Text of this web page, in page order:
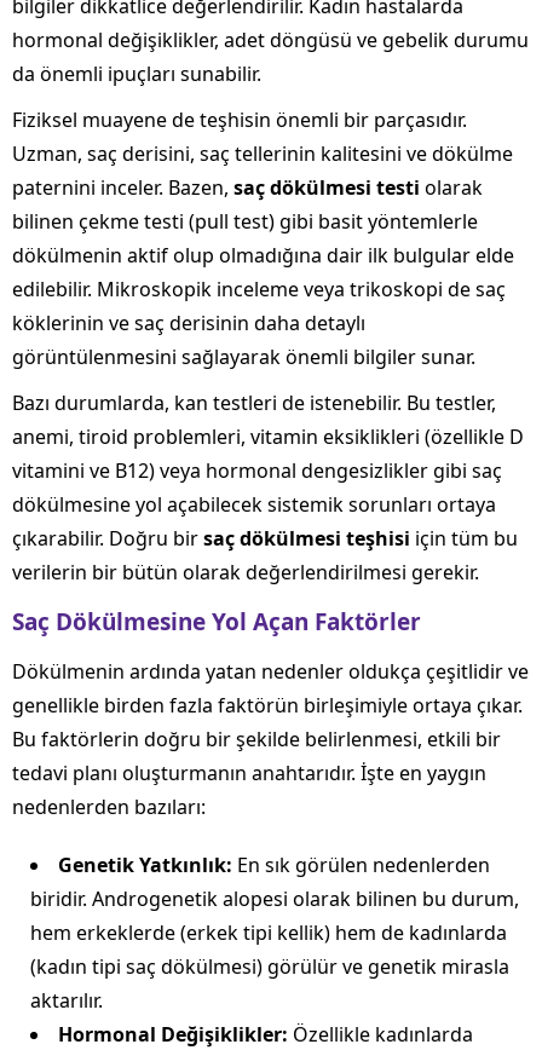
bilgiler dikkatlice değerlendirilir. Kadın hastalarda
hormonal değişiklikler, adet döngüsü ve gebelik durumu
da önemli ipuçları sunabilir.
Fiziksel muayene de teşhisin önemli bir parçasıdır.
Uzman, saç derisini, saç tellerinin kalitesini ve dökülme
paternini inceler. Bazen, saç dökülmesi testi olarak
bilinen çekme testi (pull test) gibi basit yöntemlerle
dökülmenin aktif olup olmadığına dair ilk bulgular elde
edilebilir. Mikroskopik inceleme veya trikoskopi de saç
köklerinin ve saç derisinin daha detaylı
görüntülenmesini sağlayarak önemli bilgiler sunar.
Bazı durumlarda, kan testleri de istenebilir. Bu testler,
anemi, tiroid problemleri, vitamin eksiklikleri (özellikle D
vitamini ve B12) veya hormonal dengesizlikler gibi saç
dökülmesine yol açabilecek sistemik sorunları ortaya
çıkarabilir. Doğru birsaç dökülmesi teşhisi için tüm bu
verilerin bir bütün olarak değerlendirilmesi gerekir.
Saç Dökülmesine Yol Açan Faktörler
Dökülmenin ardında yatan nedenler oldukça çeşitlidir ve
genellikle birden fazla faktörün birleşimiyle ortaya çıkar.
Bu faktörlerin doğru bir şekilde belirlenmesi, etkili bir
tedavi planı oluşturmanın anahtarıdır. İşte en yaygın
nedenlerden bazıları:
Genetik Yatkınlık: En sık görülen nedenlerden
biridir. Androgenetik alopesi olarak bilinen bu durum,
hem erkeklerde (erkek tipi kellik) hem de kadınlarda
(kadın tipi saç dökülmesi) görülür ve genetik mirasla
aktarılır.
Hormonal Değişiklikler: Özellikle kadınlarda